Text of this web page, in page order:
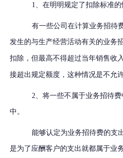
1、在明明规定了扣除标准
有一些公司在计算业务招待
发生的与生产经营活动有关的业务
扣除，但最高不得超过当年销售收
接超出规定额度，这种情况是不允许
2、将一些不属于业务招待
中。
能够认定为业务招待费的支
是为了应酬客户的支出就都属于业